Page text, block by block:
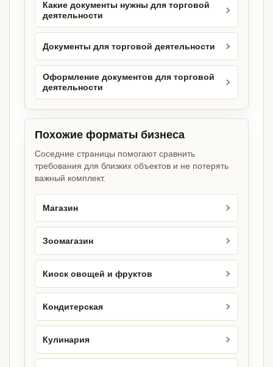
Какие документы нужны для торговой
деятельности
Документы для торговой деятельности
Оформление документов для торговой
деятельности
Похожие форматы бизнеса
Соседние страницы помогают сравнить
требования для близких объектов и не потерять
важный комплект.
Магазин
Зоомагазин
Киоск овощей и фруктов
Кондитерская
Кулинария